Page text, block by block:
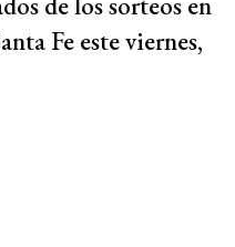
Fe este viernes,